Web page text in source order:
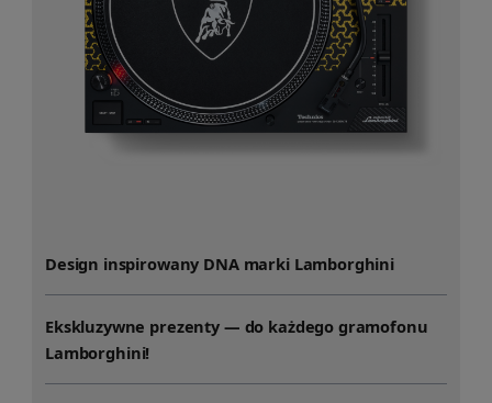
Design inspirowany DNA marki Lamborghini
Ekskluzywne prezenty — do każdego gramofonu
Lamborghini!